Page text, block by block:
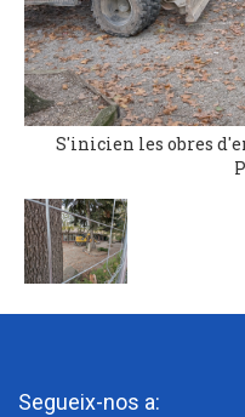
S'inicien les obres
Segueix-nos a: